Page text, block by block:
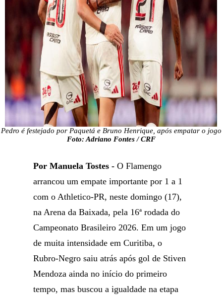
Pedro é festejado por Paquetá e Bruno Henrique, após empatar o jogo
Foto: Adriano Fontes / CRF
Por Manuela Tostes - O Flamengo
arrancou um empate importante por 1 a 1
com o Athletico-PR, neste domingo (17),
na Arena da Baixada, pela 16ª rodada do
Campeonato Brasileiro 2026. Em um jogo
de muita intensidade em Curitiba, o
Rubro-Negro saiu atrás após gol de Stiven
Mendoza ainda no início do primeiro
tempo, mas buscou a igualdade na etapa